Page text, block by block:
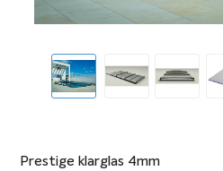
Prestige klarglas 4mm